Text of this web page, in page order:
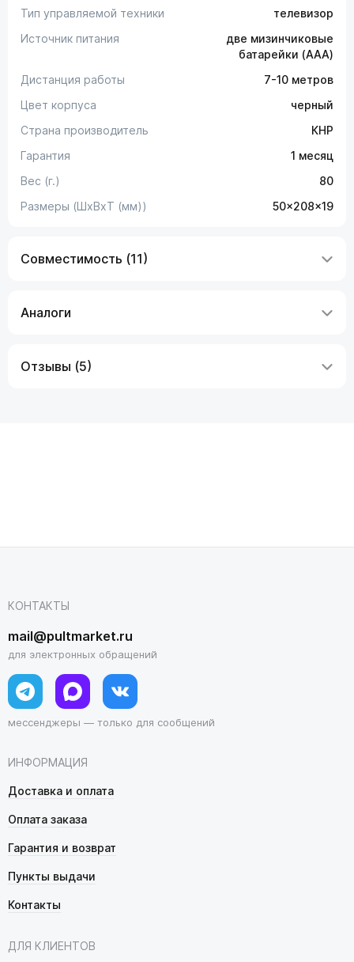
Тип управляемой техники
телевизор
Источник питания
две мизинчиковые
батарейки (AAA)
Дистанция работы
7-10 метров
Цвет корпуса
черный
Страна производитель
КНР
Гарантия
1 месяц
Вес (г.)
80
Размеры (ШxВxТ (мм))
50x208x19
Совместимость (11)
Аналоги
Отзывы (5)
ИНФОРМАЦИЯ
Доставка и оплата
Оплата заказа
Гарантия и возврат
Пункты выдачи
Контакты
ДЛЯ КЛИЕНТОВ
КОНТАКТЫ
mail@pultmarket.ru
для электронных обращений
мессенджеры — только для сообщений